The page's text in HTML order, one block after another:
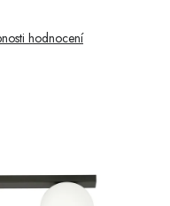
hodnocení